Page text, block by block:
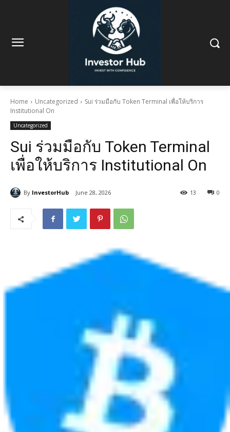
Home Uncategorized
Sui ร่วมมือกับ Token Terminal เพื่อให้บริการ
Institutional On
Uncategorized
Sui ร่วมมือกับ Token Terminal
เพื่อให้บริการ Institutional On
By InvestorHub June 28, 2026 0
13